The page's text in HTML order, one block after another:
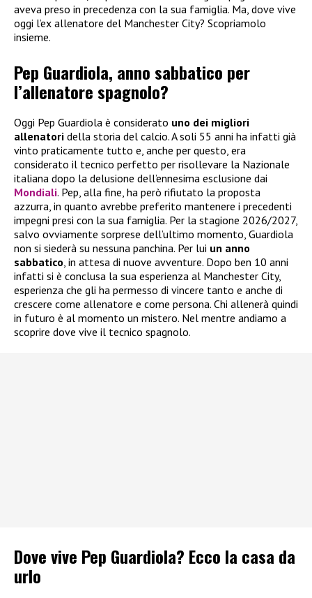
aveva preso in precedenza con la sua famiglia. Ma, dove vive
oggi l’ex allenatore del Manchester City? Scopriamolo
insieme.
Pep Guardiola, anno sabbatico per
l’allenatore spagnolo?
Oggi Pep Guardiola è considerato uno dei migliori
allenatori della storia del calcio. A soli 55 anni ha infatti già
vinto praticamente tutto e, anche per questo, era
considerato il tecnico perfetto per risollevare la Nazionale
italiana dopo la delusione dell’ennesima esclusione dai
Mondiali. Pep, alla fine, ha però rifiutato la proposta
azzurra, in quanto avrebbe preferito mantenere i precedenti
impegni presi con la sua famiglia. Per la stagione 2026/2027,
salvo ovviamente sorprese dell’ultimo momento, Guardiola
non si siederà su nessuna panchina. Per lui un anno
sabbatico, in attesa di nuove avventure. Dopo ben 10 anni
infatti si è conclusa la sua esperienza al Manchester City,
esperienza che gli ha permesso di vincere tanto e anche di
crescere come allenatore e come persona. Chi allenerà quindi
in futuro è al momento un mistero. Nel mentre andiamo a
scoprire dove vive il tecnico spagnolo.
Dove vive Pep Guardiola? Ecco la casa da
urlo